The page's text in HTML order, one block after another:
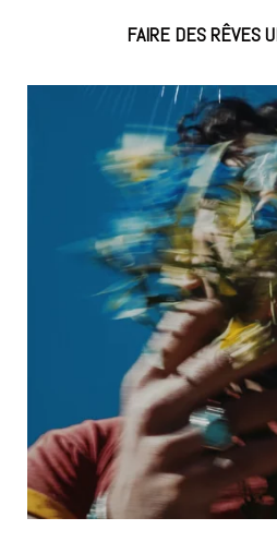
FAIRE DES RÊVES